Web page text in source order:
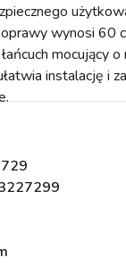
wynosi 60
mocujący
instalację i